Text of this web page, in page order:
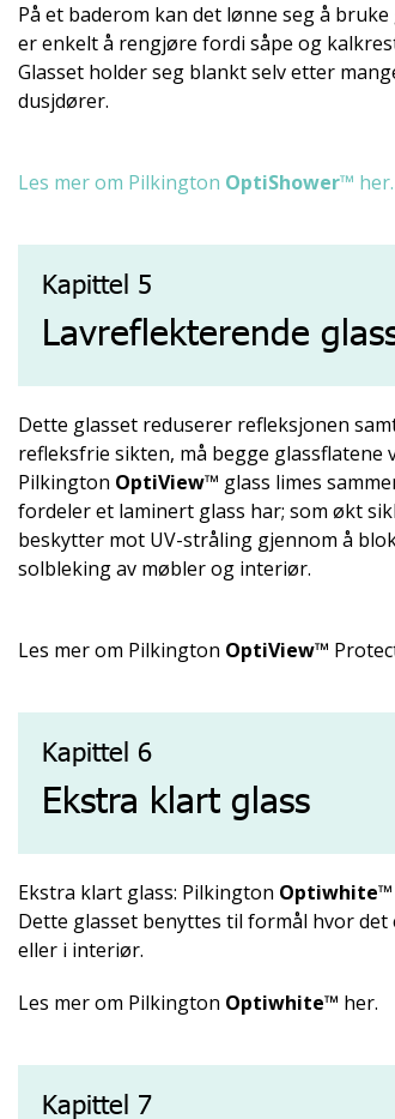
På et baderom kan det lønne seg å
er enkelt å rengjøre fordi såpe og
Glasset holder seg blankt selv etter
dusjdører.
Les mer om Pilkington OptiShower™ her.
Kapittel 5
Lavreflekterende
Dette glasset reduserer refleksjonen
refleksfrie sikten, må begge
Pilkington OptiView™ glass limes
fordeler et laminert glass har; som økt
beskytter mot UV-stråling gjennom å
solbleking av møbler og interiør.
Les mer om Pilkington OptiView™
Kapittel 6
Ekstra klart glass
Ekstra klart glass: Pilkington Optiwhite™
Dette glasset benyttes til formål hvor
eller i interiør.
Les mer om Pilkington Optiwhite™ her.
Kapittel 7